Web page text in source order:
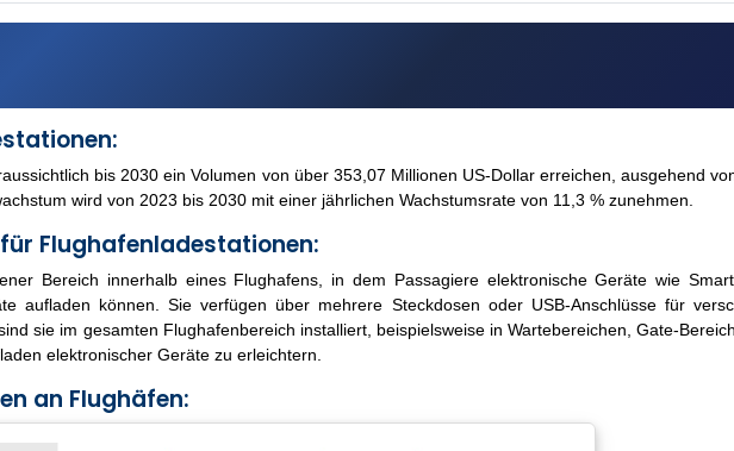
bis 2030 ein Volumen von über 353,07 Millionen US-Dollar erreichen, ausgehend
wird von 2023 bis 2030 mit einer jährlichen Wachstumsrate von 11,3 % zunehmen.
Flughafenladestationen:
Bereich innerhalb eines Flughafens, in dem Passagiere elektronische Geräte wie
aufladen können. Sie verfügen über mehrere Steckdosen oder USB-Anschlüsse für
sie im gesamten Flughafenbereich installiert, beispielsweise in Wartebereichen, Gate-
elektronischer Geräte zu erleichtern.
an Flughäfen: